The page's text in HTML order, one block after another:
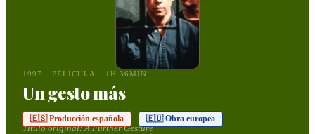
1997 PELÍCULA 1H 36MIN
Un gesto más
🇪🇸 Producción española 🇪🇺 Obra europea
Título original:A Further Gesture